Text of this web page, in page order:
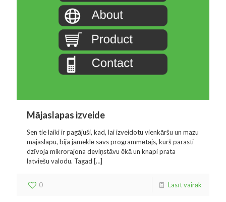
Mājaslapas izveide
Sen tie laiki ir pagājuši, kad, lai izveidotu vienkāršu un mazu
mājaslapu, bija jāmeklē savs programmētājs, kurš parasti
dzīvoja mikrorajona deviņstāvu ēkā un knapi prata
latviešu valodu. Tagad […]
0 Lasīt vairāk